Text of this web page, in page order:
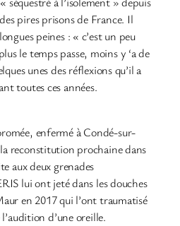
pires prisons de France. Il
peines : « c’est un peu
le temps passe, moins y ‘a de
unes des réflexions qu’il a
toutes ces années.
enfermé à Condé-sur-
reconstitution prochaine dans
aux deux grenades
lui ont jeté dans les douches
en 2017 qui l’ont traumatisé
d’une oreille.